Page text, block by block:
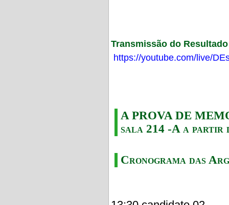
Transmissão do
https://youtube.com/live/
A PROVA DE
sala 214 -A a partir
Cronograma das